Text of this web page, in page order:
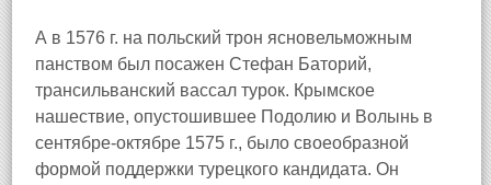
А в 1576 г. на польский трон ясновельможным
панством был посажен Стефан Баторий,
трансильванский вассал турок. Крымское
нашествие, опустошившее Подолию и Волынь в
сентябре-октябре 1575 г., было своеобразной
формой поддержки турецкого кандидата. Он